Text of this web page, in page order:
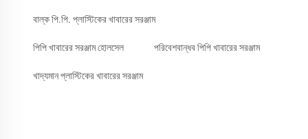
বাল্ক পি.পি. প্লাস্টিকের খাবারের সরঞ্জাম
পিপি খাবারের সরঞ্জাম হোলসেল পরিবেশবান্ধব পিপি খাবারের সরঞ্জাম
খাদ্যমান প্লাস্টিকের খাবারের সরঞ্জাম